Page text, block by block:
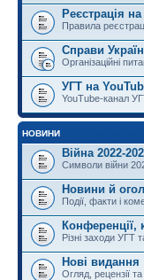
Реєстрація
Правила
Справи
Організаційні
УГТ на
YouTube-канал
НОВИНИ
Війна 2022-
Символи війни
Новини й
Події, факти і
Конференції,
Різні заходи УГТ
Нові видання
Огляд, рецензії